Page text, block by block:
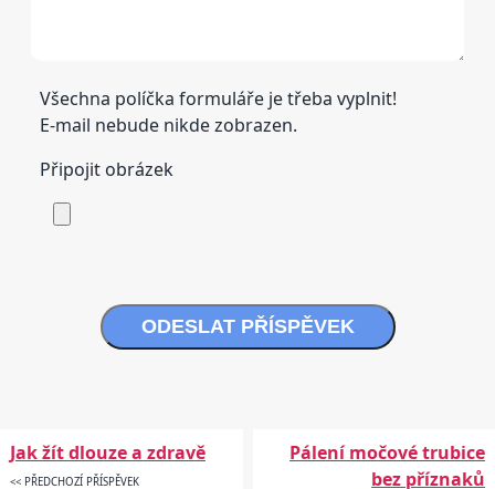
Všechna políčka formuláře je třeba vyplnit!
E-mail nebude nikde zobrazen.
Připojit obrázek
ODESLAT PŘÍSPĚVEK
Jak žít dlouze a zdravě
<< PŘEDCHOZÍ PŘÍSPĚVEK
Pálení močové trubice
bez příznaků